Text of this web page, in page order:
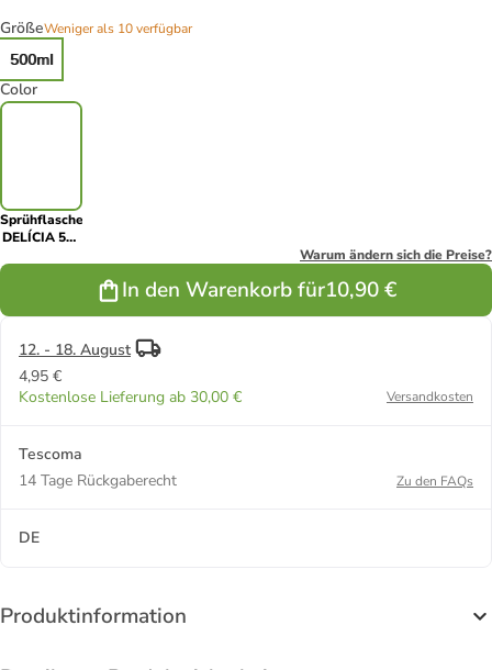
GrößeWeniger als 10 verfügbar
500ml
Color
Sprühflasche
DELÍCIA 500
Warum ändern sich die Preise?
In den Warenkorb für10,90 €
12. - 18. August
4,95 €
Kostenlose Lieferung ab 30,00 €
Versandkosten
Tescoma
14 Tage Rückgaberecht
Zu den FAQs
DE
Produktinformation